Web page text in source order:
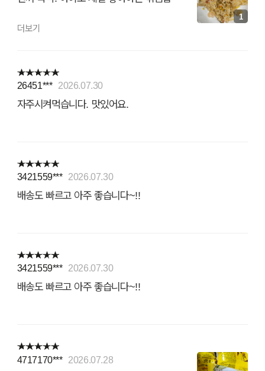
더보기
1
26451*** 2026.07.30
자주시켜먹습니다. 맛있어요.
3421559*** 2026.07.30
배송도 빠르고 아주 좋습니다~!!
3421559*** 2026.07.30
배송도 빠르고 아주 좋습니다~!!
4717170*** 2026.07.28